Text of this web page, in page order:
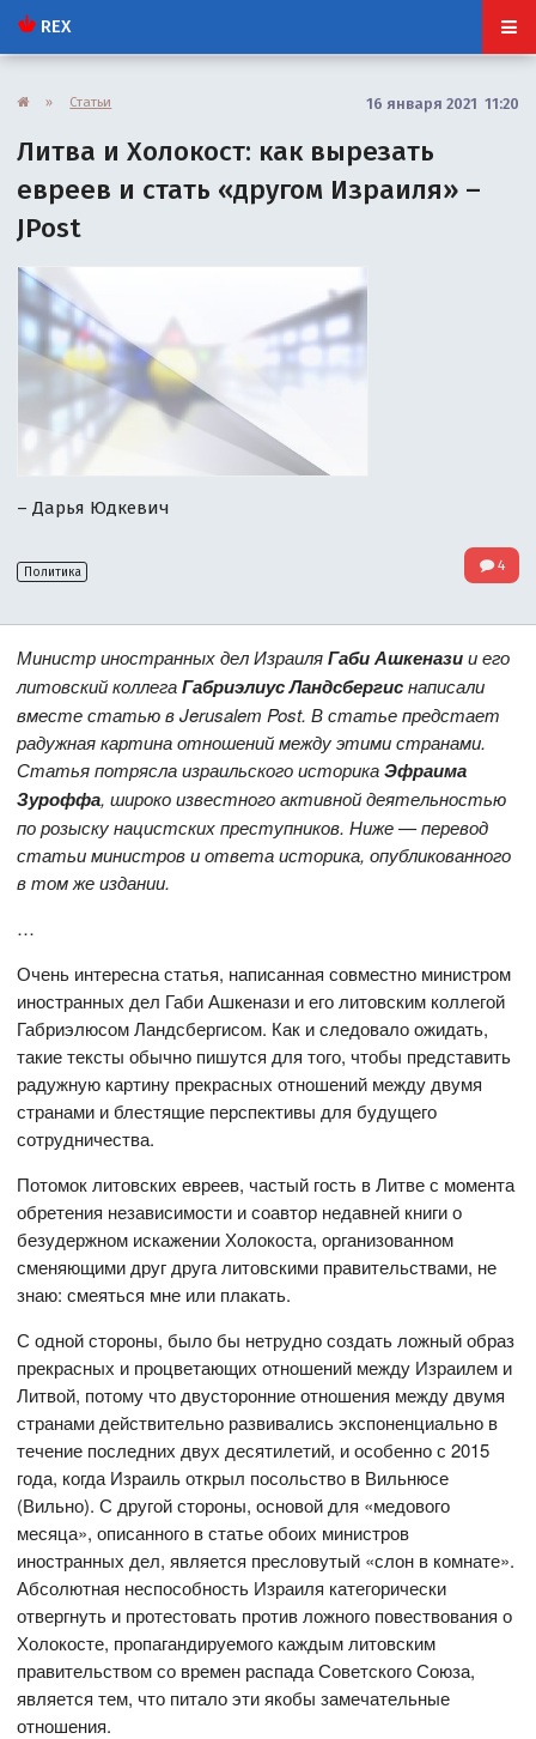
REX
» Статьи 16 января 2021 11:20
Литва и Холокост: как вырезать
евреев и стать «другом Израиля» –
JPost
– Дарья Юдкевич
Политика 4
Министр иностранных дел ИзраиляГаби Ашкеназии его
литовский коллегаГабриэлиус Ландсбергиснаписали
вместе статью в Jerusalem Post. В статье предстает
радужная картина отношений между этими странами.
Статья потрясла израильского историкаЭфраима
Зуроффа, широко известного активной деятельностью
по розыску нацистских преступников. Ниже — перевод
статьи министров и ответа историка, опубликованного
в том же издании.
…
Очень интересна статья, написанная совместно министром
иностранных дел Габи Ашкенази и его литовским коллегой
Габриэлюсом Ландсбергисом. Как и следовало ожидать,
такие тексты обычно пишутся для того, чтобы представить
радужную картину прекрасных отношений между двумя
странами и блестящие перспективы для будущего
сотрудничества.
Потомок литовских евреев, частый гость в Литве с момента
обретения независимости и соавтор недавней книги о
безудержном искажении Холокоста, организованном
сменяющими друг друга литовскими правительствами, не
знаю: смеяться мне или плакать.
С одной стороны, было бы нетрудно создать ложный образ
прекрасных и процветающих отношений между Израилем и
Литвой, потому что двусторонние отношения между двумя
странами действительно развивались экспоненциально в
течение последних двух десятилетий, и особенно с 2015
года, когда Израиль открыл посольство в Вильнюсе
(Вильно). С другой стороны, основой для «медового
месяца», описанного в статье обоих министров
иностранных дел, является пресловутый «слон в комнате».
Абсолютная неспособность Израиля категорически
отвергнуть и протестовать против ложного повествования о
Холокосте, пропагандируемого каждым литовским
правительством со времен распада Советского Союза,
является тем, что питало эти якобы замечательные
отношения.